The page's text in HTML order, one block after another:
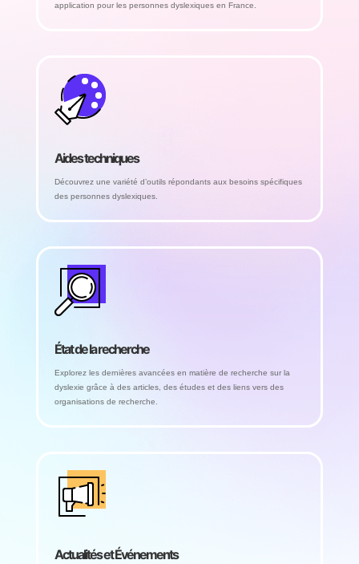
application pour les personnes dyslexiques en France.
Aides techniques
Découvrez une variété d’outils répondants aux besoins spécifiques
des personnes dyslexiques.
État de la recherche
Explorez les dernières avancées en matière de recherche sur la
dyslexie grâce à des articles, des études et des liens vers des
organisations de recherche.
Actualités et Événements